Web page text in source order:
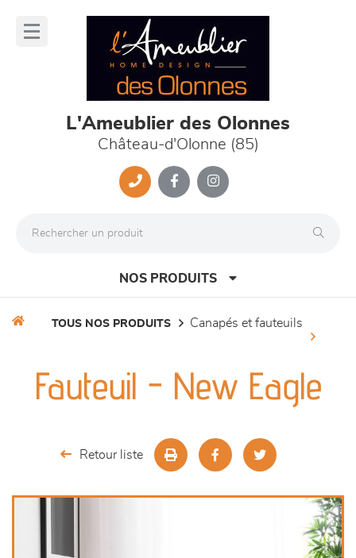
L'Ameublier des Olonnes
Château-d'Olonne (85)
NOS PRODUITS
séjours
meubles de complément
TOUS NOS PRODUITS canapés et fauteuils
Fauteuil - New Eagle
Retour liste